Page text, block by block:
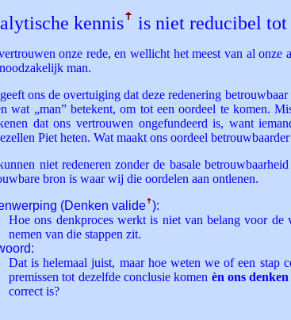
kennisꜛ is niet reducibel
onze rede, en wellicht het meest van al
man.
ons de overtuiging dat deze redenering
wat „man” betekent, om tot een oordeel te komen.
dat ons vertrouwen ongefundeerd is, want
Piet heten. Wat maakt ons oordeel
niet redeneren zonder de basale
bron is waar wij die oordelen aan ontlenen.
(Denken valideꜛ):
Hoe ons denkproces werkt is niet van belang voor de
nemen van die stappen zit.
Dat is helemaal juist, maar hoe weten we of een stap
premissen tot dezelfde conclusie komen èn ons
correct is?